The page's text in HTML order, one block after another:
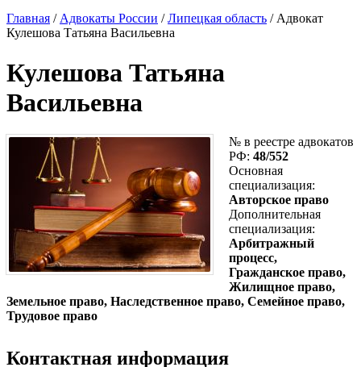
Главная / Адвокаты России /Липецкая область / Адвокат
Кулешова Татьяна Васильевна
Кулешова Татьяна
Васильевна
№ в реестре адвокатов
РФ: 48/552
Основная
специализация:
Авторское право
Дополнительная
специализация:
Арбитражный
процесс,
Гражданское право,
Жилищное право,
Земельное право, Наследственное право, Семейное право,
Трудовое право
Контактная информация